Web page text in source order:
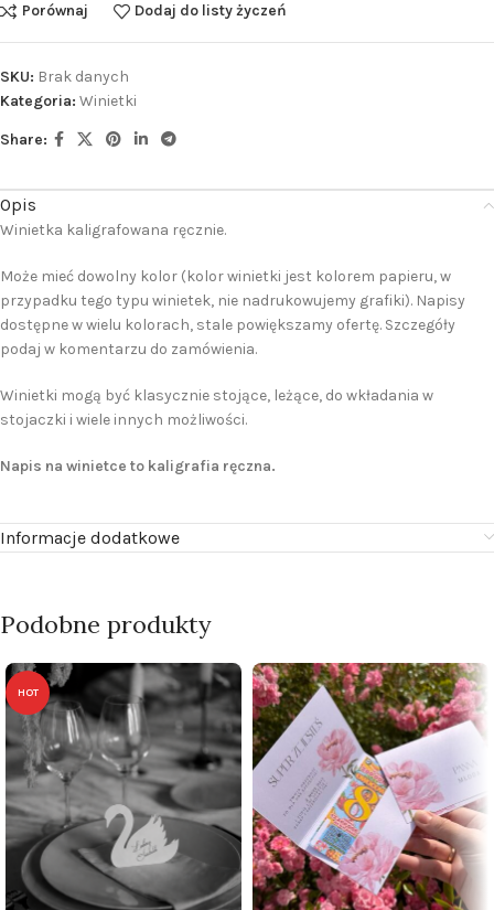
Porównaj Dodaj do listy życzeń
SKU: Brak danych
Kategoria: Winietki
Share:
Opis
Winietka kaligrafowana ręcznie.
Może mieć dowolny kolor (kolor winietki jest kolorem papieru, w
przypadku tego typu winietek, nie nadrukowujemy grafiki). Napisy
dostępne w wielu kolorach, stale powiększamy ofertę. Szczegóły
podaj w komentarzu do zamówienia.
Winietki mogą być klasycznie stojące, leżące, do wkładania w
stojaczki i wiele innych możliwości.
Napis na winietce to kaligrafia ręczna.
Informacje dodatkowe
Podobne produkty
HOT